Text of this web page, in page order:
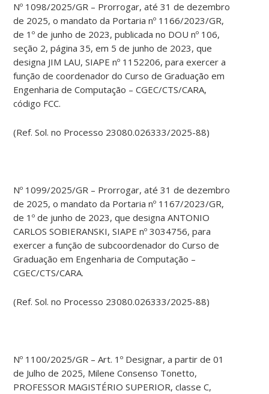
Nº 1098/2025/GR – Prorrogar, até 31 de dezembro
de 2025, o mandato da Portaria nº 1166/2023/GR,
de 1º de junho de 2023, publicada no DOU nº 106,
seção 2, página 35, em 5 de junho de 2023, que
designa JIM LAU, SIAPE nº 1152206, para exercer a
função de coordenador do Curso de Graduação em
Engenharia de Computação – CGEC/CTS/CARA,
código FCC.
(Ref. Sol. no Processo 23080.026333/2025-88)
Nº 1099/2025/GR – Prorrogar, até 31 de dezembro
de 2025, o mandato da Portaria nº 1167/2023/GR,
de 1º de junho de 2023, que designa ANTONIO
CARLOS SOBIERANSKI, SIAPE nº 3034756, para
exercer a função de subcoordenador do Curso de
Graduação em Engenharia de Computação –
CGEC/CTS/CARA.
(Ref. Sol. no Processo 23080.026333/2025-88)
Nº 1100/2025/GR – Art. 1º Designar, a partir de 01
de Julho de 2025, Milene Consenso Tonetto,
PROFESSOR MAGISTÉRIO SUPERIOR, classe C,